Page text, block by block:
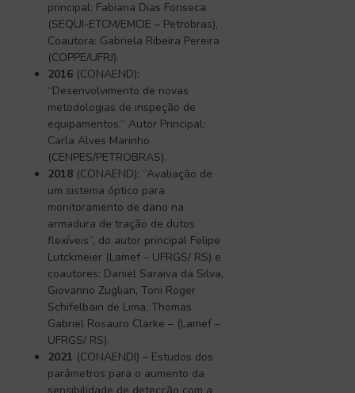
principal: Fabiana Dias Fonseca
(SEQUI-ETCM/EMCIE – Petrobras),
Coautora: Gabriela Ribeira Pereira
(COPPE/UFRJ).
2016 (CONAEND):
“Desenvolvimento de novas
metodologias de inspeção de
equipamentos.” Autor Principal:
Carla Alves Marinho
(CENPES/PETROBRAS).
2018 (CONAEND): “Avaliação de
um sistema óptico para
monitoramento de dano na
armadura de tração de dutos
flexíveis”, do autor principal Felipe
Lutckmeier (Lamef – UFRGS/ RS) e
coautores: Daniel Saraiva da Silva,
Giovanno Zuglian, Toni Roger
Schifelbain de Lima, Thomas
Gabriel Rosauro Clarke – (Lamef –
UFRGS/ RS).
2021 (CONAENDI) – Estudos dos
parâmetros para o aumento da